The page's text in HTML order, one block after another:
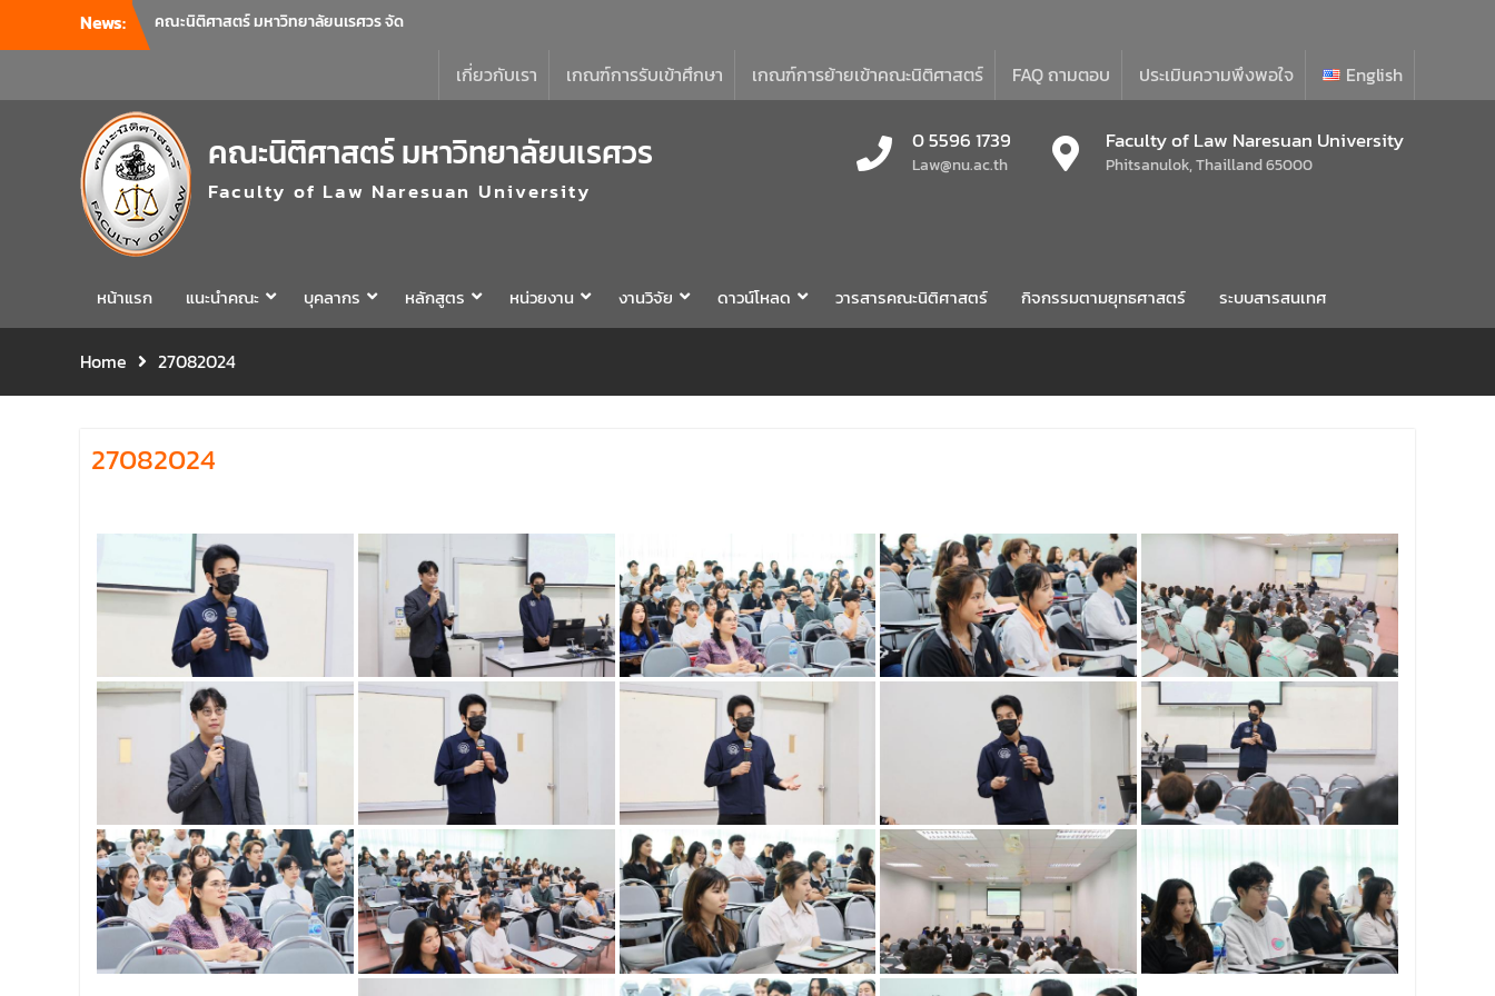
News:
คณะนิติศาสตร์ มหาวิทยาลัยนเรศวร จัด
2-311 อาคารปราบไตรจักร 2 มหาวิทยาลัย
นเรศวร โดยกิจกรรมดังกล่าวจัดขึ้นสำหรับ
บุคลากรที่ปฏิบัติงาน ณ กลุ่มอาคารอุตสาหกรรม
บริการ เพื่อร่วมกันสร้างพื้นที่การทำงานที่
ปลอดภัย ซึ่งครอบคลุมหน่วยงานภายในกลุ่ม
อาคารทั้ง 3 คณะ และ 1 กอง
คณะนิติศาสตร์ มหาวิทยาลัยนเรศวร จัด
การศึกษา 2569 โดยได้รับเกียรติจาก รอง
ศาสตราจารย์ ดร.บุญญรัตน์ โชคบันดาลชัย
พิธีเปิด พร้อมกล่าวต้อนรับและให้โอวาทแก่นิสิต
รองศาสตราจารย์ ดร.บุญญรัตน์ โชคบันดาลชัย
เป็นการเตรียมพร้อมก่อนเปิดภาคเรียนต้น ปีการ
ศึกษา 2569 พร้อมด้วยรองคณบดีทุกฝ่ายเข้า
ร่วมแจ้งนโยบายแนวทางการบริหารงานในแต่ละ
ด้านของคณะ รวมทั้งการเตรียมความพร้อมการ
จัดการเรียนการสอนรายวิชาวิจัยทางกฎหมาย
และรายวิชาตรรกศาสตร์และการเขียนในทาง
นิติศาสตร์ ณ ห้องประชุมชั้น 3 อาคารคณะ
นิติศาสตร์ มหาวิทยาลัยนเรศวร
เกี่ยวกับเรา เกณฑ์การรับเข้าศึกษา เกณฑ์การย้ายเข้าคณะนิติศาสตร์ FAQ ถามตอบ ประเมินความพึงพอใจ English
คณะนิติศาสตร์ มหาวิทยาลัยนเรศวร
Faculty of Law Naresuan University
0 5596 1739
Law@nu.ac.th
Faculty of Law Naresuan University
Phitsanulok, Thailland 65000
หน้าแรก แนะนำคณะ บุคลากร หลักสูตร หน่วยงาน งานวิจัย ดาวน์โหลด วารสารคณะนิติศาสตร์ กิจกรรมตามยุทธศาสตร์ ระบบสารสนเทศ
Home 27082024
27082024